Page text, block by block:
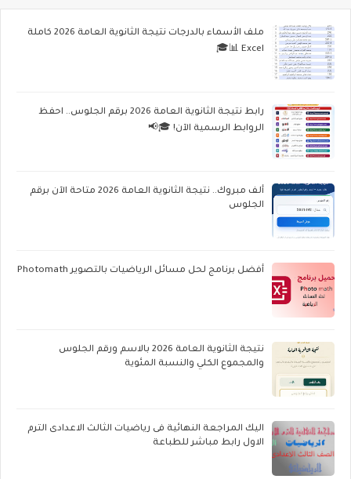
ملف الأسماء بالدرجات نتيجة الثانوية العامة 2026 كاملة
Excel 📊🎓
رابط نتيجة الثانوية العامة 2026 برقم الجلوس.. احفظ
الروابط الرسمية الآن! 🎓📢
ألف مبروك.. نتيجة الثانوية العامة 2026 متاحة الآن برقم
الجلوس
أفضل برنامج لحل مسائل الرياضيات بالتصوير Photomath
نتيجة الثانوية العامة 2026 بالاسم ورقم الجلوس
والمجموع الكلي والنسبة المئوية
اليك المراجعة النهائية فى رياضيات الثالث الاعدادى الترم
الاول رابط مباشر للطباعة